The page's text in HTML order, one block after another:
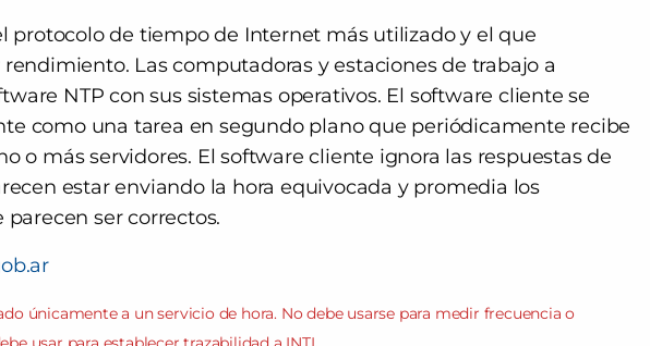
protocolo de tiempo de Internet más utilizado y el que
Las computadoras y estaciones de trabajo a
NTP con sus sistemas operativos. El software cliente se
como una tarea en segundo plano que periódicamente recibe
o más servidores. El software cliente ignora las respuestas de
estar enviando la hora equivocada y promedia los
ser correctos.
únicamente a un servicio de hora. No debe usarse para medir frecuencia o